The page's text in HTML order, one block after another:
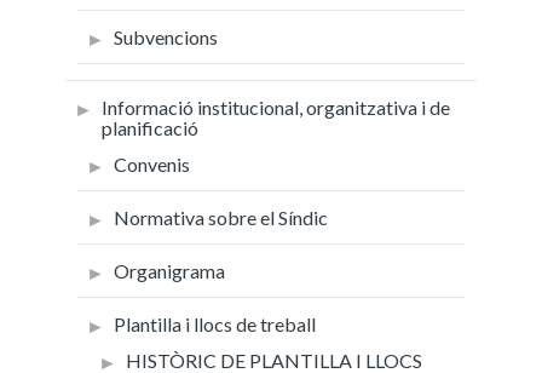
Subvencions
Informació institucional, organitzativa i de
planificació
Convenis
Normativa sobre el Síndic
Organigrama
Plantilla i llocs de treball
HISTÒRIC DE PLANTILLA I LLOCS